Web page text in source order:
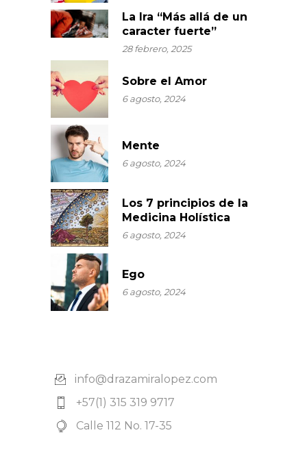
La Ira “Más allá de un
caracter fuerte”
28 febrero, 2025
Sobre el Amor
6 agosto, 2024
Mente
6 agosto, 2024
Los 7 principios de la
Medicina Holística
6 agosto, 2024
Ego
6 agosto, 2024
info@drazamiralopez.com
+57(1) 315 319 9717
Calle 112 No. 17-35